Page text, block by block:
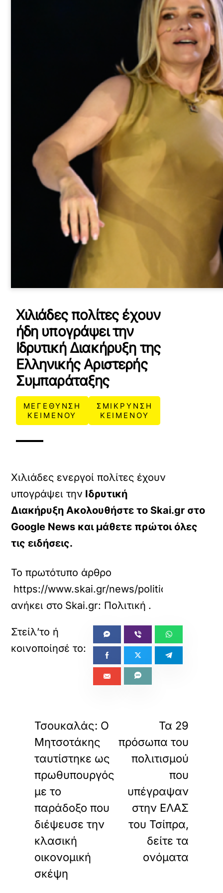
Χιλιάδες πολίτες έχουν
ήδη υπογράψει την
Ιδρυτική Διακήρυξη της
Ελληνικής Αριστερής
Συμπαράταξης
ΜΕΓΕΘΥΝΣΗ
ΚΕΙΜΕΝΟΥ
ΣΜΙΚΡΥΝΣΗ
ΚΕΙΜΕΝΟΥ
Χιλιάδες ενεργοί πολίτες έχουν
υπογράψει την Ιδρυτική
Διακήρυξη Ακολουθήστε το Skai.gr στο
Google News και μάθετε πρώτοι όλες
τις ειδήσεις.
Το πρωτότυπο άρθρο
https://www.skai.gr/news/politics/
ανήκει στο Skai.gr: Πολιτική .
Τσουκαλάς: Ο
Μητσοτάκης
ταυτίστηκε ως
πρωθυπουργός
με το
παράδοξο που
διέψευσε την
κλασική
οικονομική
σκέψη
Τα 29
πρόσωπα του
πολιτισμού
που
υπέγραψαν
στην ΕΛΑΣ
του Τσίπρα,
δείτε τα
ονόματα